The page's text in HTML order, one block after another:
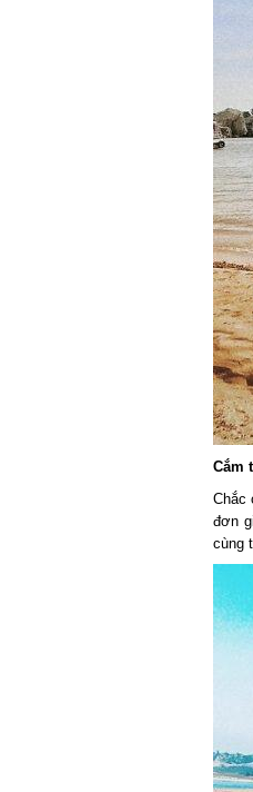
Cắm
Chắc
đơn
cùng